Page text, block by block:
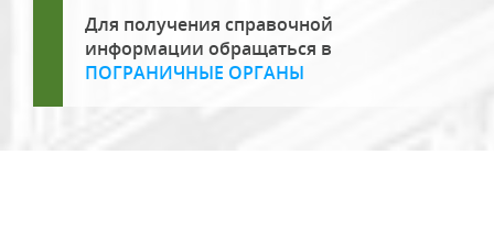
Для получения справочной
информации обращаться в
ПОГРАНИЧНЫЕ ОРГАНЫ